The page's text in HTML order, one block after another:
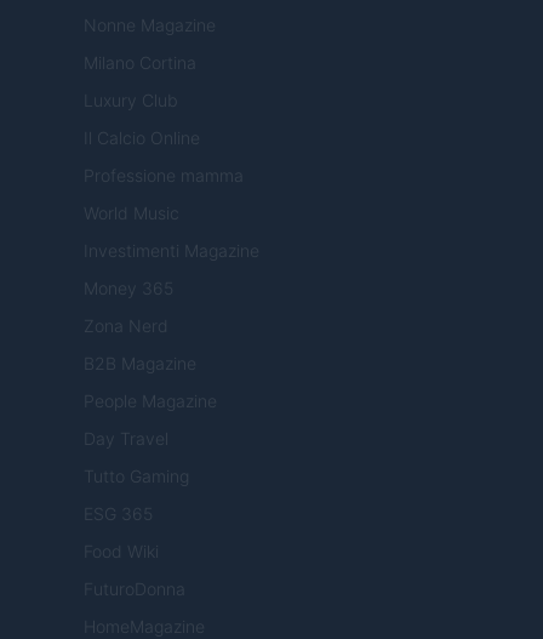
Nonne Magazine
Milano Cortina
Luxury Club
Il Calcio Online
Professione mamma
World Music
Investimenti Magazine
Money 365
Zona Nerd
B2B Magazine
People Magazine
Day Travel
Tutto Gaming
ESG 365
Food Wiki
FuturoDonna
HomeMagazine